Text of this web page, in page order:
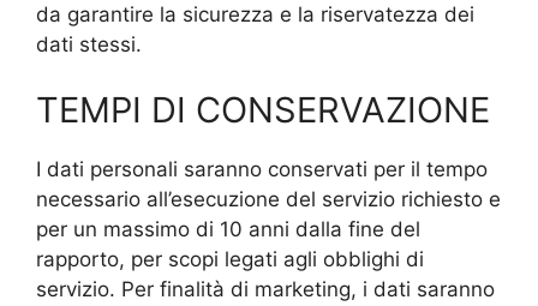
da garantire la sicurezza e la riservatezza dei
dati stessi.
TEMPI DI CONSERVAZIONE
I dati personali saranno conservati per il tempo
necessario all’esecuzione del servizio richiesto e
per un massimo di 10 anni dalla fine del
rapporto, per scopi legati agli obblighi di
servizio. Per finalità di marketing, i dati saranno